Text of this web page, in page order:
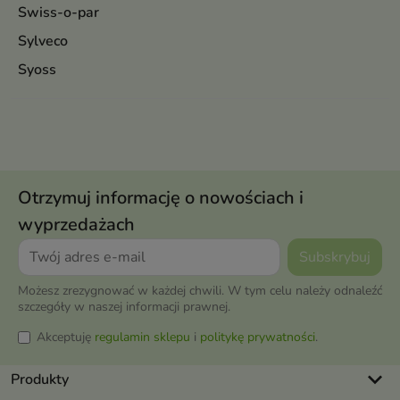
Swiss-o-par
Sylveco
Syoss
Otrzymuj informację o nowościach i
wyprzedażach
Możesz zrezygnować w każdej chwili. W tym celu należy odnaleźć
szczegóły w naszej informacji prawnej.
Akceptuję regulamin sklepu i politykę prywatności.
Produkty keyboard_arrow_down